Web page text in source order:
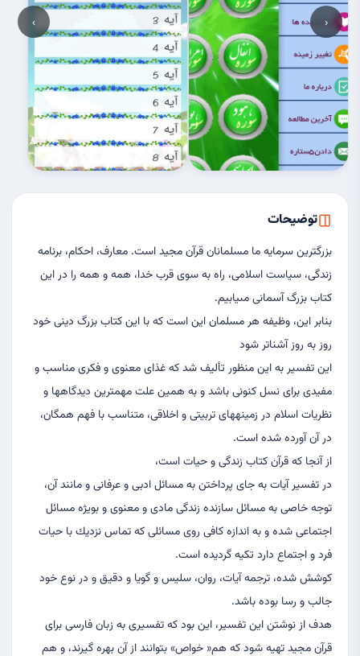
‹
›
توضیحات
بزرگترين سرمايه ما مسلمانان قرآن مجيد است. معارف، احكام، برنامه
زندگى، سياست اسلامى، راه به سوى قرب خدا، همه و همه را در اين
كتاب بزرگ آسمانى مى‏يابيم.
بنابر اين، وظيفه هر مسلمان اين است كه با اين كتاب بزرگ دينى خود
روز به روز آشناتر شود
اين تفسير به اين منظور تأليف شد كه غذاى معنوى و فكرى مناسب و
مفيدى براى نسل كنونى باشد و به همين علت مهمترين ديدگاهها و
نظريات اسلام در زمينه‏هاى تربيتى و اخلاقى، متناسب با فهم همگان،
در آن آورده شده است.
از آنجا كه قرآن كتاب زندگى و حيات است،
در تفسير آيات به جاى پرداختن به مسائل ادبى و عرفانى و مانند آن،
توجه خاصى به مسائل سازنده زندگى مادى و معنوى و بويژه مسائل
اجتماعى شده و به اندازه كافى روى مسائلى كه تماس نزديك با حيات
فرد و اجتماع دارد تكيه گرديده است.
كوشش شده، ترجمه آيات، روان، سليس و گويا و دقيق و در نوع خود
جالب و رسا بوده باشد.
هدف از نوشتن اين تفسير، اين بود كه تفسيرى به زبان فارسى براى
قرآن مجيد تهيه شود كه هم« خواص» بتوانند از آن بهره گيرند، و هم